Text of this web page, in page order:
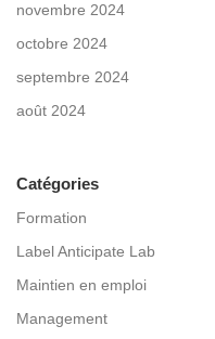
novembre 2024
octobre 2024
septembre 2024
août 2024
Catégories
Formation
Label Anticipate Lab
Maintien en emploi
Management